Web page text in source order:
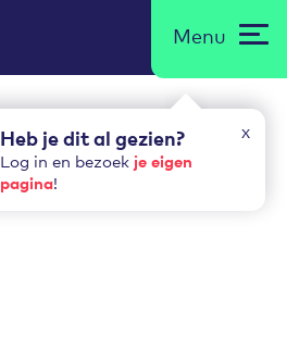
x
Heb je dit al gezien?
Log in en bezoek je eigen
pagina!
Menu